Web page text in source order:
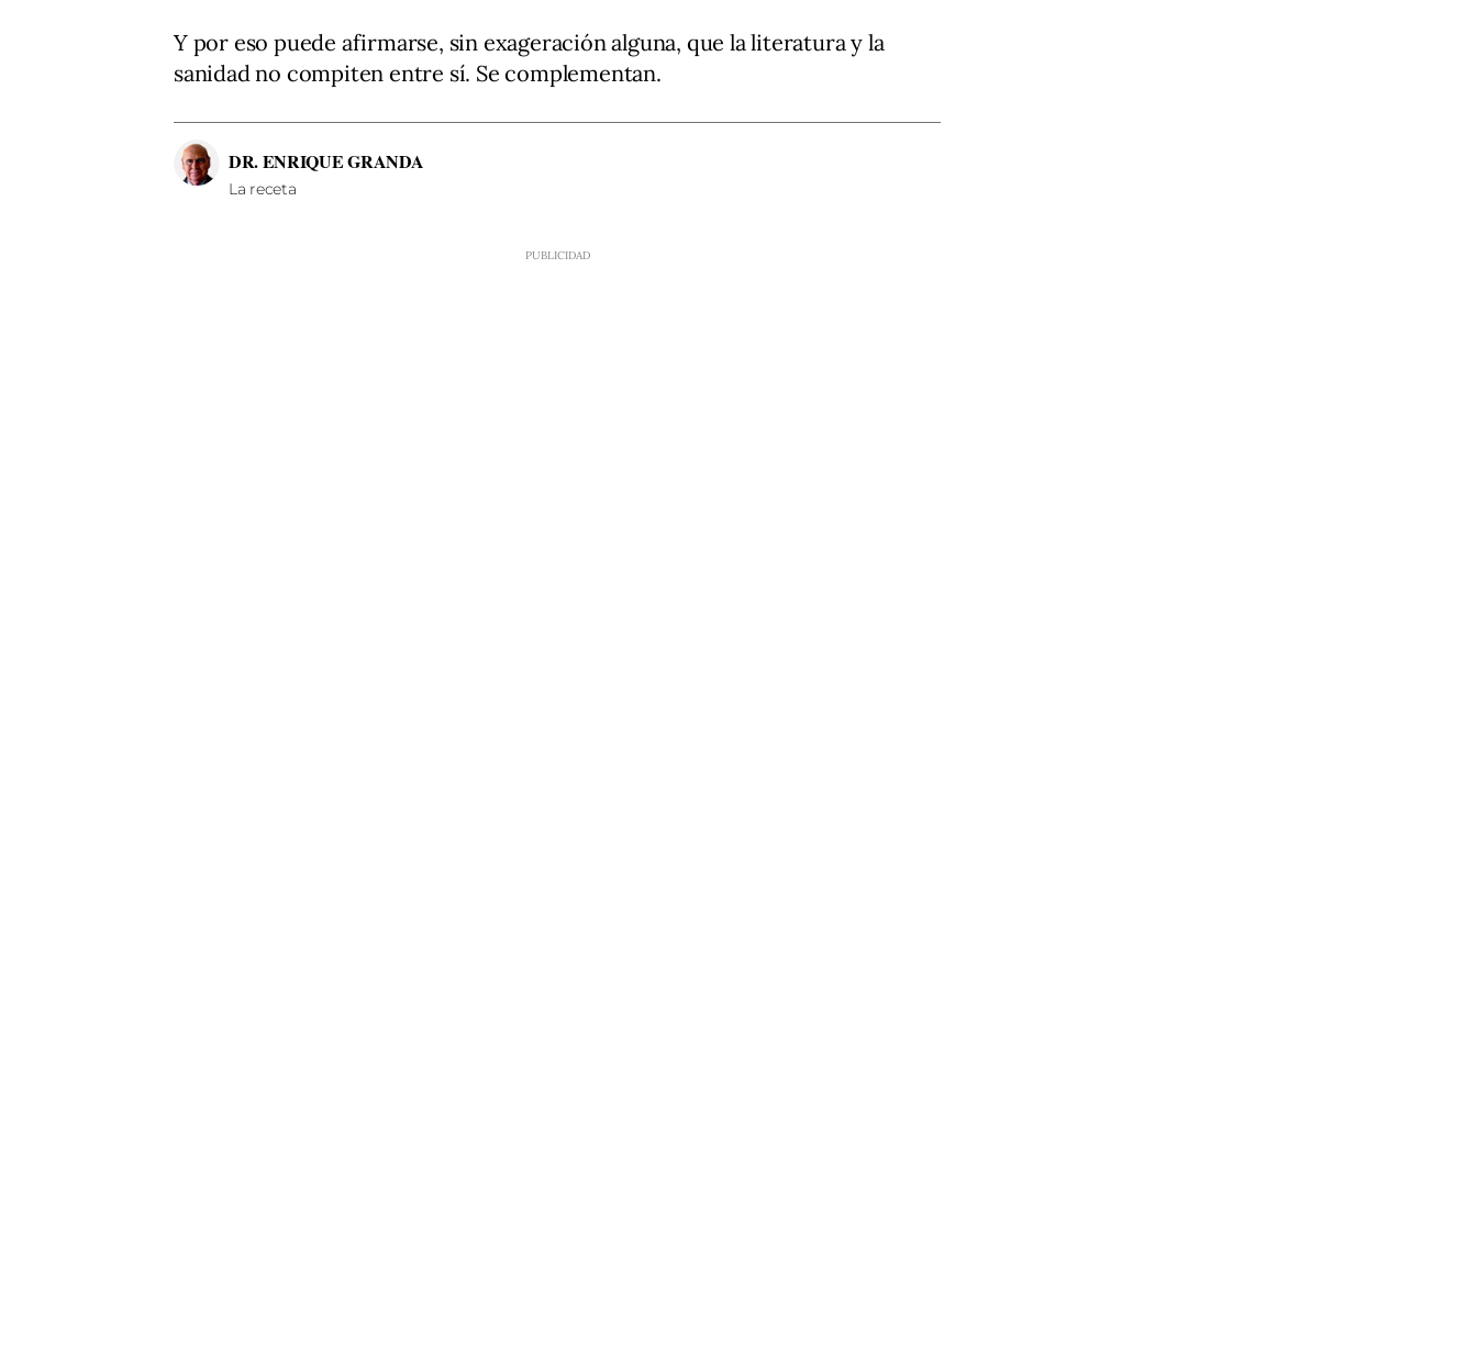
Y por eso puede afirmarse, sin exageración alguna, que la literatura y la
sanidad no compiten entre sí. Se complementan.
DR. ENRIQUE GRANDA
La receta